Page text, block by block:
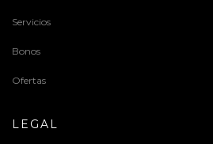
Servicios
Bonos
Ofertas
LEGAL